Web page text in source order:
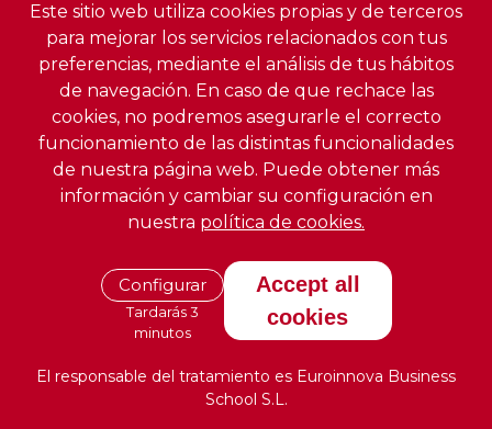
Este sitio web utiliza cookies propias y de terceros
para mejorar los servicios relacionados con tus
preferencias, mediante el análisis de tus hábitos
de navegación. En caso de que rechace las
cookies, no podremos asegurarle el correcto
funcionamiento de las distintas funcionalidades
de nuestra página web. Puede obtener más
información y cambiar su configuración en
nuestra política de cookies.
Configurar
Tardarás 3
minutos
Accept all
cookies
El responsable del tratamiento es Euroinnova Business
School S.L.